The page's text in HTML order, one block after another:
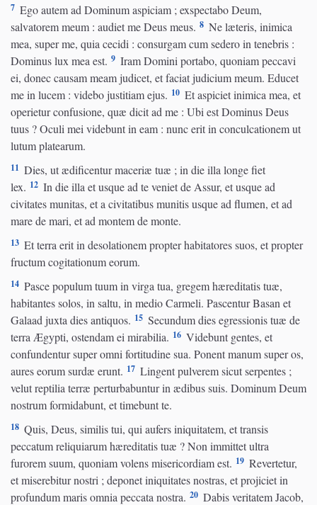
7 Ego autem ad Dominum aspiciam ; exspectabo Deum,
salvatorem meum : audiet me Deus meus. 8 Ne læteris, inimica
mea, super me, quia cecidi : consurgam cum sedero in tenebris :
Dominus lux mea est. 9 Iram Domini portabo, quoniam peccavi
ei, donec causam meam judicet, et faciat judicium meum. Educet
me in lucem : videbo justitiam ejus. 10 Et aspiciet inimica mea, et
operietur confusione, quæ dicit ad me : Ubi est Dominus Deus
tuus ? Oculi mei videbunt in eam : nunc erit in conculcationem ut
lutum platearum.
11 Dies, ut ædificentur maceriæ tuæ ; in die illa longe fiet
lex. 12 In die illa et usque ad te veniet de Assur, et usque ad
civitates munitas, et a civitatibus munitis usque ad flumen, et ad
mare de mari, et ad montem de monte.
13 Et terra erit in desolationem propter habitatores suos, et propter
fructum cogitationum eorum.
14 Pasce populum tuum in virga tua, gregem hæreditatis tuæ,
habitantes solos, in saltu, in medio Carmeli. Pascentur Basan et
Galaad juxta dies antiquos. 15 Secundum dies egressionis tuæ de
terra Ægypti, ostendam ei mirabilia. 16 Videbunt gentes, et
confundentur super omni fortitudine sua. Ponent manum super os,
aures eorum surdæ erunt. 17 Lingent pulverem sicut serpentes ;
velut reptilia terræ perturbabuntur in ædibus suis. Dominum Deum
nostrum formidabunt, et timebunt te.
18 Quis, Deus, similis tui, qui aufers iniquitatem, et transis
peccatum reliquiarum hæreditatis tuæ ? Non immittet ultra
furorem suum, quoniam volens misericordiam est. 19 Revertetur,
et miserebitur nostri ; deponet iniquitates nostras, et projiciet in
profundum maris omnia peccata nostra. 20 Dabis veritatem Jacob,